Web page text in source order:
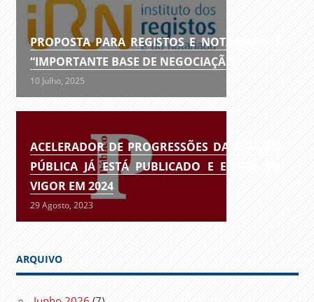
PROPOSTA PARA REGISTOS E NOTARIADO É
“IMPORTANTE BASE DE NEGOCIAÇÃO”
10 Julho, 2025
ACELERADOR DE PROGRESSÕES DA FUNÇÃO
PÚBLICA JÁ ESTÁ PUBLICADO E ENTRA EM
VIGOR EM 2024
29 Agosto, 2023
ARQUIVO